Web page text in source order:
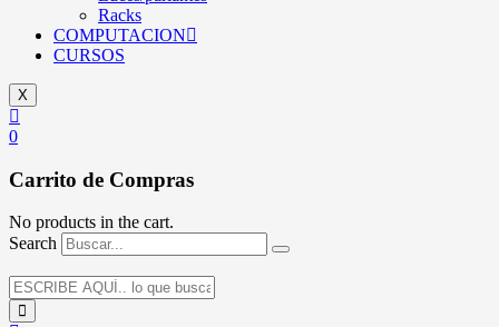
Racks
COMPUTACION
CURSOS
X
0
Carrito de Compras
No products in the cart.
Search